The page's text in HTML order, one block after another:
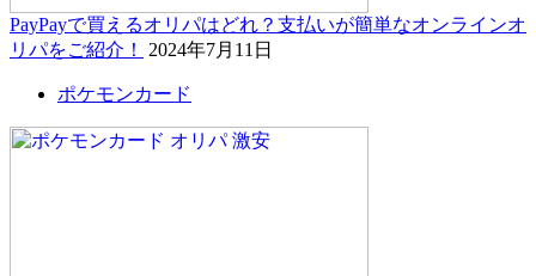
PayPayで買えるオリパはどれ？支払いが簡単なオンラインオ
リパをご紹介！
2024年7月11日
ポケモンカード